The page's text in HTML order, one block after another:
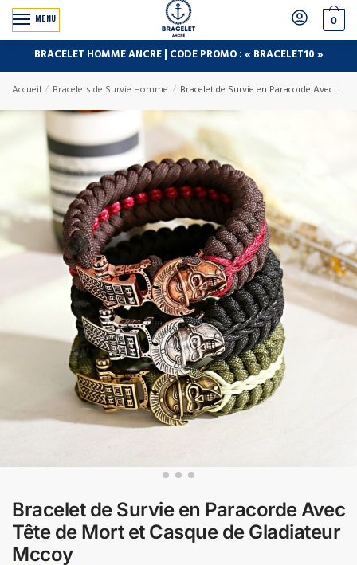
MENU 0
BRACELET HOMME ANCRE | CODE PROMO : « BRACELET10 »
Accueil / Bracelets de Survie Homme / Bracelet de Survie en Paracorde Avec Tête de Mort et Casque de Gladiateur Mccoy
Bracelet de Survie en Paracorde Avec
Tête de Mort et Casque de Gladiateur
Mccoy